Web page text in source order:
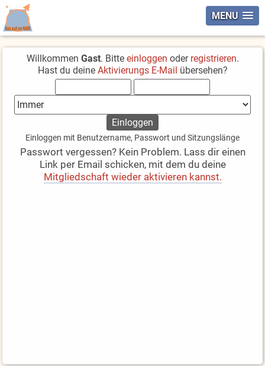
MENU
Willkommen Gast. Bitte einloggen oder registrieren.
Hast du deine Aktivierungs E-Mail übersehen?
Einloggen mit Benutzername, Passwort und Sitzungslänge
Passwort vergessen? Kein Problem. Lass dir einen
Link per Email schicken, mit dem du deine
Mitgliedschaft wieder aktivieren kannst.